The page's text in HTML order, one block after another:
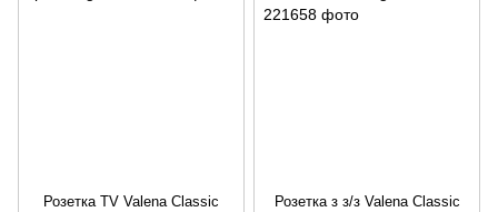
Розетка TV Valena Classic
Розетка з з/з Valena Classic